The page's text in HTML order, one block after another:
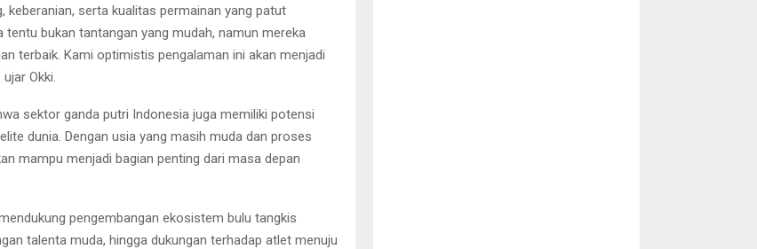
keberanian, serta kualitas permainan yang patut
bukan tantangan yang mudah, namun mereka
terbaik. Kami optimistis pengalaman ini akan menjadi
Okki.
sektor ganda putri Indonesia juga memiliki potensi
dunia. Dengan usia yang masih muda dan proses
mampu menjadi bagian penting dari masa depan
pengembangan ekosistem bulu tangkis
talenta muda, hingga dukungan terhadap atlet menuju